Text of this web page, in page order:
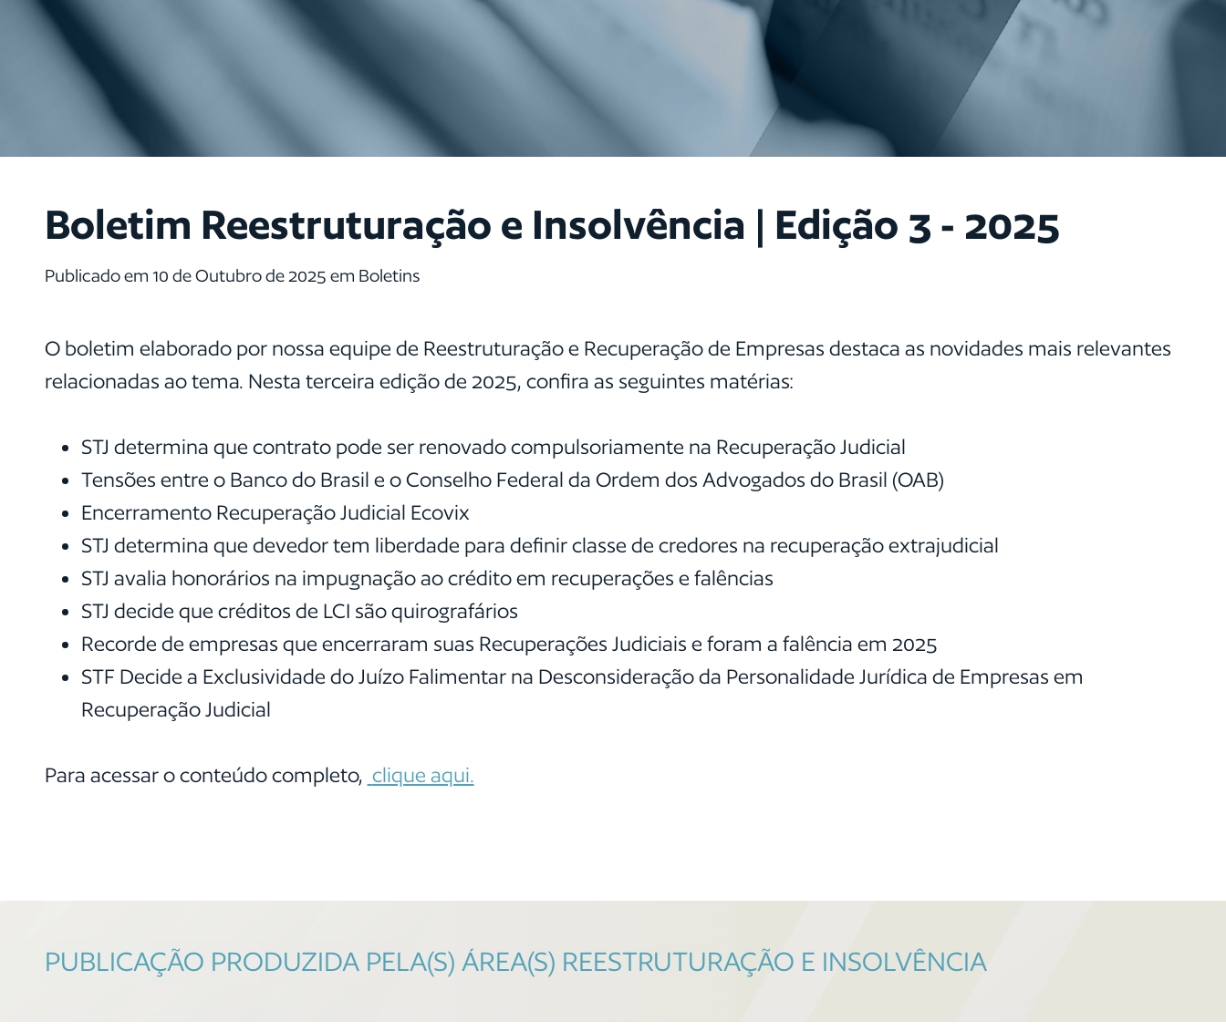
Boletim Reestruturação e Insolvência | Edição 3 - 2025
Publicado em 10 de Outubro de 2025 em Boletins
O boletim elaborado por nossa equipe de Reestruturação e Recuperação de Empresas destaca as novidades mais relevantes
relacionadas ao tema. Nesta terceira edição de 2025, confira as seguintes matérias:
STJ determina que contrato pode ser renovado compulsoriamente na Recuperação Judicial
Tensões entre o Banco do Brasil e o Conselho Federal da Ordem dos Advogados do Brasil (OAB)
Encerramento Recuperação Judicial Ecovix
STJ determina que devedor tem liberdade para definir classe de credores na recuperação extrajudicial
STJ avalia honorários na impugnação ao crédito em recuperações e falências
STJ decide que créditos de LCI são quirografários
Recorde de empresas que encerraram suas Recuperações Judiciais e foram a falência em 2025
STF Decide a Exclusividade do Juízo Falimentar na Desconsideração da Personalidade Jurídica de Empresas em
Recuperação Judicial
Para acessar o conteúdo completo, clique aqui.
PUBLICAÇÃO PRODUZIDA PELA(S) ÁREA(S) REESTRUTURAÇÃO E INSOLVÊNCIA